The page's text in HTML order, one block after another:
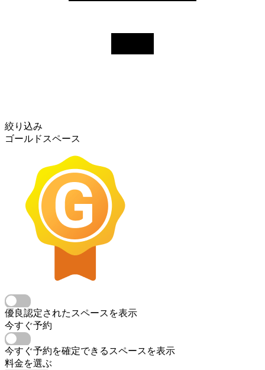
絞り込み
ゴールドスペース
優良認定されたスペースを表示
今すぐ予約
今すぐ予約を確定できるスペースを表示
料金を選ぶ